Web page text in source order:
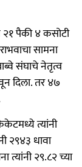
पैकी ४ कसोटी
सामना
संघाचे नेतृत्व
दिला. तर ४७
त्यांनी
२९४३ धावा
त्यांनी २९.८२ च्या